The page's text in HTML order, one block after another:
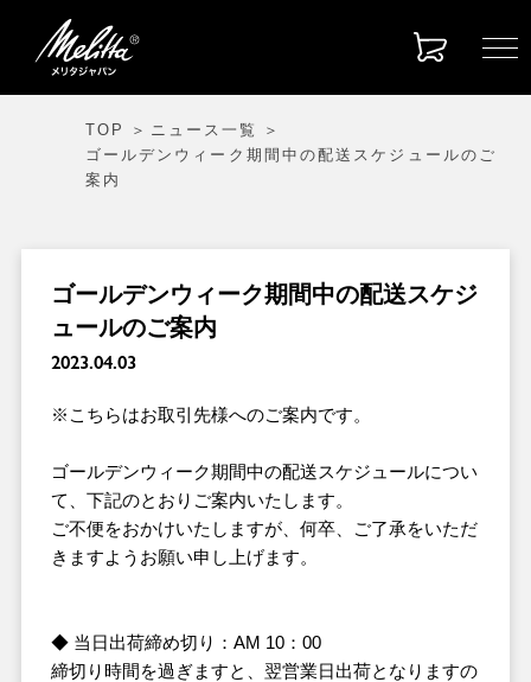
TOP
ニュース一覧
ゴールデンウィーク期間中の配送スケジュールのご
案内
ゴールデンウィーク期間中の配送スケジ
ュールのご案内
2023.04.03
※こちらはお取引先様へのご案内です。
ゴールデンウィーク期間中の配送スケジュールについ
て、下記のとおりご案内いたします。
ご不便をおかけいたしますが、何卒、ご了承をいただ
きますようお願い申し上げます。
◆ 当日出荷締め切り：AM 10：00
締切り時間を過ぎますと、翌営業日出荷となりますの